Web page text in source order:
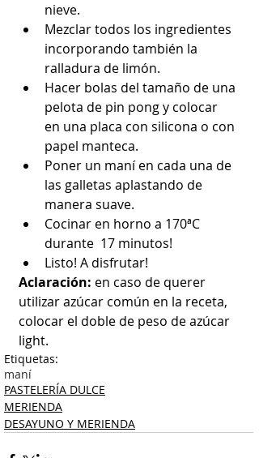
nieve.
Mezclar todos los ingredientes
incorporando también la
ralladura de limón.
Hacer bolas del tamaño de una
pelota de pin pong y colocar
en una placa con silicona o con
papel manteca.
Poner un maní en cada una de
las galletas aplastando de
manera suave.
Cocinar en horno a 170ªC
durante  17 minutos!
Listo! A disfrutar!
Aclaración: en caso de querer
utilizar azúcar común en la receta,
colocar el doble de peso de azúcar
light.
Etiquetas:
maní
PASTELERÍA DULCE
MERIENDA
DESAYUNO Y MERIENDA